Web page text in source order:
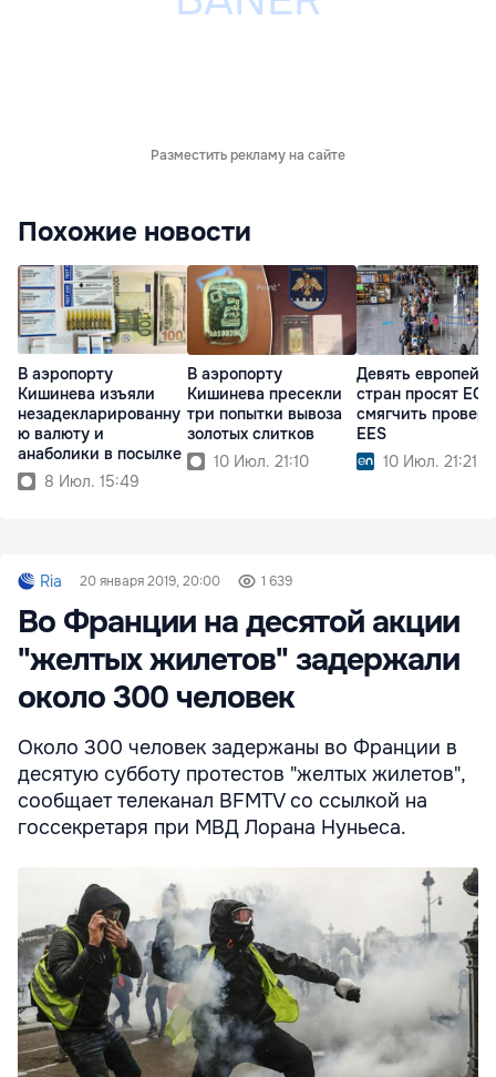
Разместить рекламу на сайте
Похожие новости
В аэропорту
Кишинева изъяли
незадекларированну
ю валюту и
анаболики в посылке
8 Июл. 15:49
В аэропорту
Кишинева пресекли
три попытки вывоза
золотых слитков
10 Июл. 21:10
Девять
стран просят ЕС
смягчить
EES
10 Июл. 21:21
Ria 20 января 2019, 20:00 1 639
Во Франции на десятой акции
"желтых жилетов" задержали
около 300 человек
Около 300 человек задержаны во Франции в
десятую субботу протестов "желтых жилетов",
сообщает телеканал BFMTV со ссылкой на
госсекретаря при МВД Лорана Нуньеса.